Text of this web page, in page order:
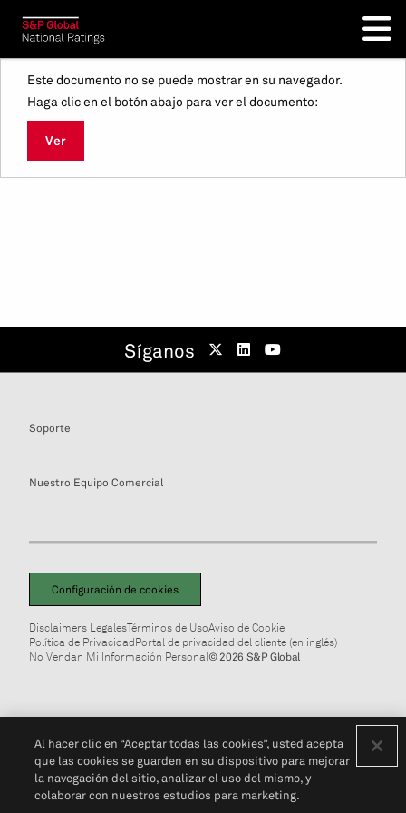
Este documento no se puede mostrar en su navegador.
Haga clic en el botón abajo para ver el documento:
Ver
Síganos
Soporte
Nuestro Equipo Comercial
Configuración de cookies
Disclaimers LegalesTérminos de UsoAviso de Cookie
Política de PrivacidadPortal de privacidad del cliente (en inglés)
No Vendan Mi Información Personal© 2026 S&P Global
Al hacer clic en “Aceptar todas las cookies”, usted acepta
que las cookies se guarden en su dispositivo para mejorar
la navegación del sitio, analizar el uso del mismo, y
colaborar con nuestros estudios para marketing.